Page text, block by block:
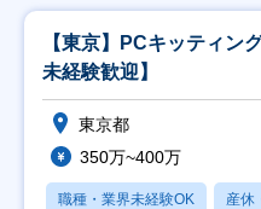
【東京】PCキッティン
未経験歓迎】
東京都
350万~400万
職種・業界未経験OK 産休